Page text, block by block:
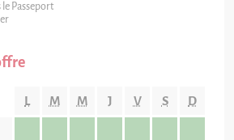
Passeport
L M M J V S D